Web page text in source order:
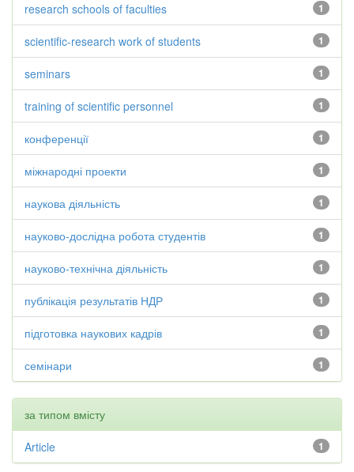
1
research schools of faculties
1
scientific-research work of students
1
seminars
1
training of scientific personnel
1
конференції
1
міжнародні проекти
1
наукова діяльність
1
науково-дослідна робота студентів
1
науково-технічна діяльність
1
публікація результатів НДР
1
підготовка наукових кадрів
1
семінари
за типом вмісту
1
Article